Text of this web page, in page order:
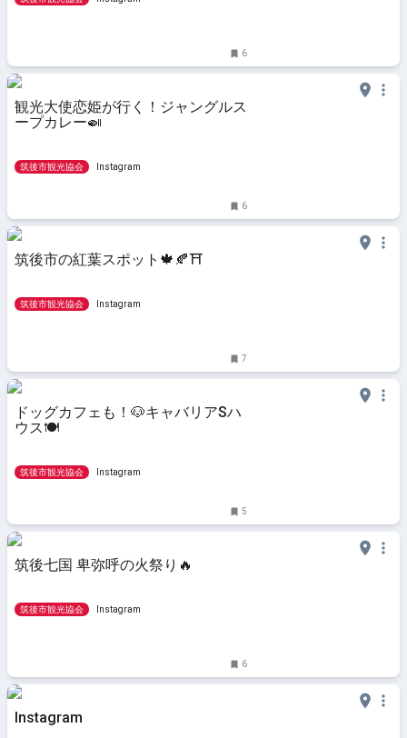
6
観光大使恋姫が行く！ジャングルス
ープカレー🍛
筑後市観光協会 Instagram
6
筑後市の紅葉スポット🍁🍂⛩
筑後市観光協会 Instagram
7
ドッグカフェも！🐶キャバリアSハ
ウス🍽
筑後市観光協会 Instagram
5
筑後七国 卑弥呼の火祭り🔥
筑後市観光協会 Instagram
6
Instagram